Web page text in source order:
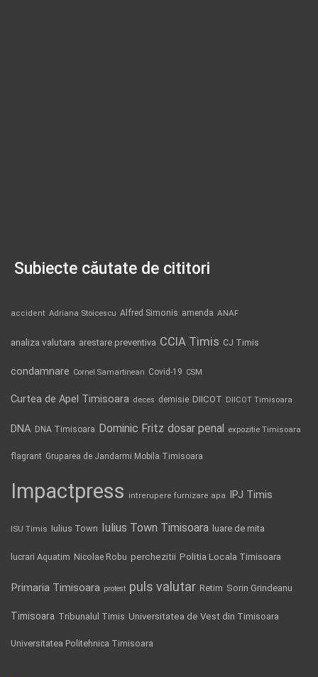
Subiecte căutate de cititori
accident Adriana Stoicescu Alfred Simonis amenda ANAF
analiza valutara arestare preventiva CCIA Timis CJ Timis
condamnare Cornel Samartinean Covid-19 CSM
Curtea de Apel Timisoara deces demisie DIICOT DIICOT Timisoara
DNA DNA Timisoara Dominic Fritz dosar penal expozitie Timisoara
flagrant Gruparea de Jandarmi Mobila Timisoara
Impactpress intrerupere furnizare apa IPJ Timis
ISU Timis Iulius Town Iulius Town Timisoara luare de mita
lucrari Aquatim Nicolae Robu perchezitii Politia Locala Timisoara
Primaria Timisoara protest puls valutar Retim Sorin Grindeanu
Timisoara Tribunalul Timis Universitatea de Vest din Timisoara
Universitatea Politehnica Timisoara